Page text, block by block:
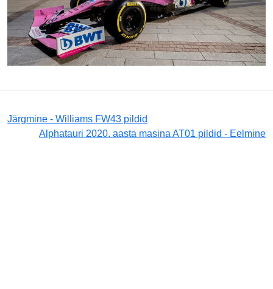
Järgmine - Williams FW43 pildid
Alphatauri 2020. aasta masina AT01 pildid - Eelmine